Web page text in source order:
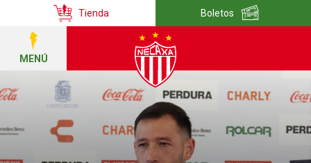
Tienda Boletos
MENÚ